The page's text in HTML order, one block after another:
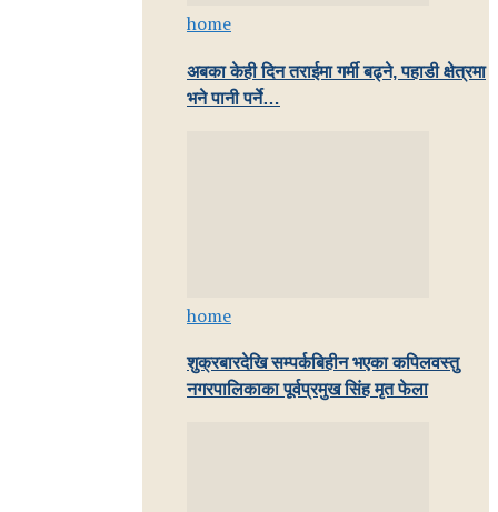
home
अबका केही दिन तराईमा गर्मी बढ्ने, पहाडी क्षेत्रमा
भने पानी पर्ने…
home
शुक्रबारदेखि सम्पर्कबिहीन भएका कपिलवस्तु
नगरपालिकाका पूर्वप्रमुख सिंह मृत फेला